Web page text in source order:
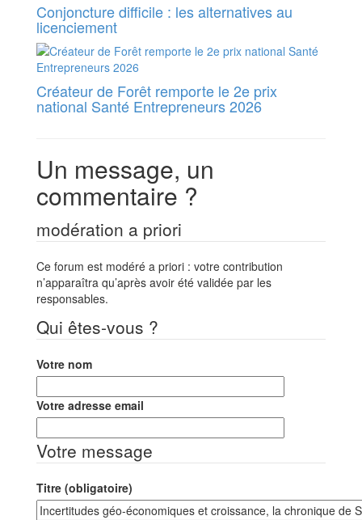
Conjoncture difficile : les alternatives au
licenciement
Créateur de Forêt remporte le 2e prix
national Santé Entrepreneurs 2026
Un message, un
commentaire ?
modération a priori
Ce forum est modéré a priori : votre contribution
n’apparaîtra qu’après avoir été validée par les
responsables.
Qui êtes-vous ?
Votre nom
Votre adresse email
Votre message
Titre (obligatoire)